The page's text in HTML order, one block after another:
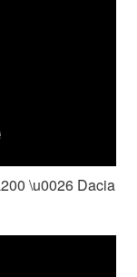
\u0026 Dacia